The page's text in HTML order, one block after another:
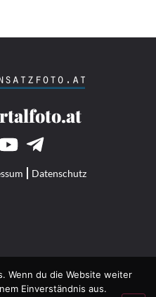
Datenschutz
Wenn du die Website weiter
Einverständnis aus.